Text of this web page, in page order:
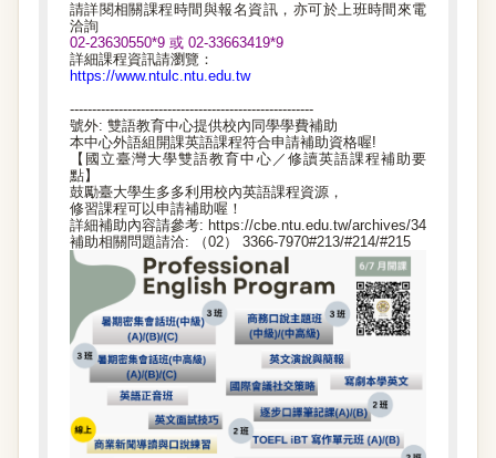
請詳閱相關課程時間與報名資訊，亦可於上班時間來電
洽詢
02-23630550*9 或 02-33663419*9
詳細課程資訊請瀏覽：
https://www.ntulc.ntu.edu.tw
-------------------------------------------------------
號外: 雙語教育中心提供校內同學學費補助
本中心外語組開課英語課程符合申請補助資格喔!
【國立臺灣大學雙語教育中心／修讀英語課程補助要
點】
鼓勵臺大學生多多利用校內英語課程資源，
修習課程可以申請補助喔！
詳細補助內容請參考: https://cbe.ntu.edu.tw/archives/34
補助相關問題請洽: （02） 3366-7970#213/#214/#215